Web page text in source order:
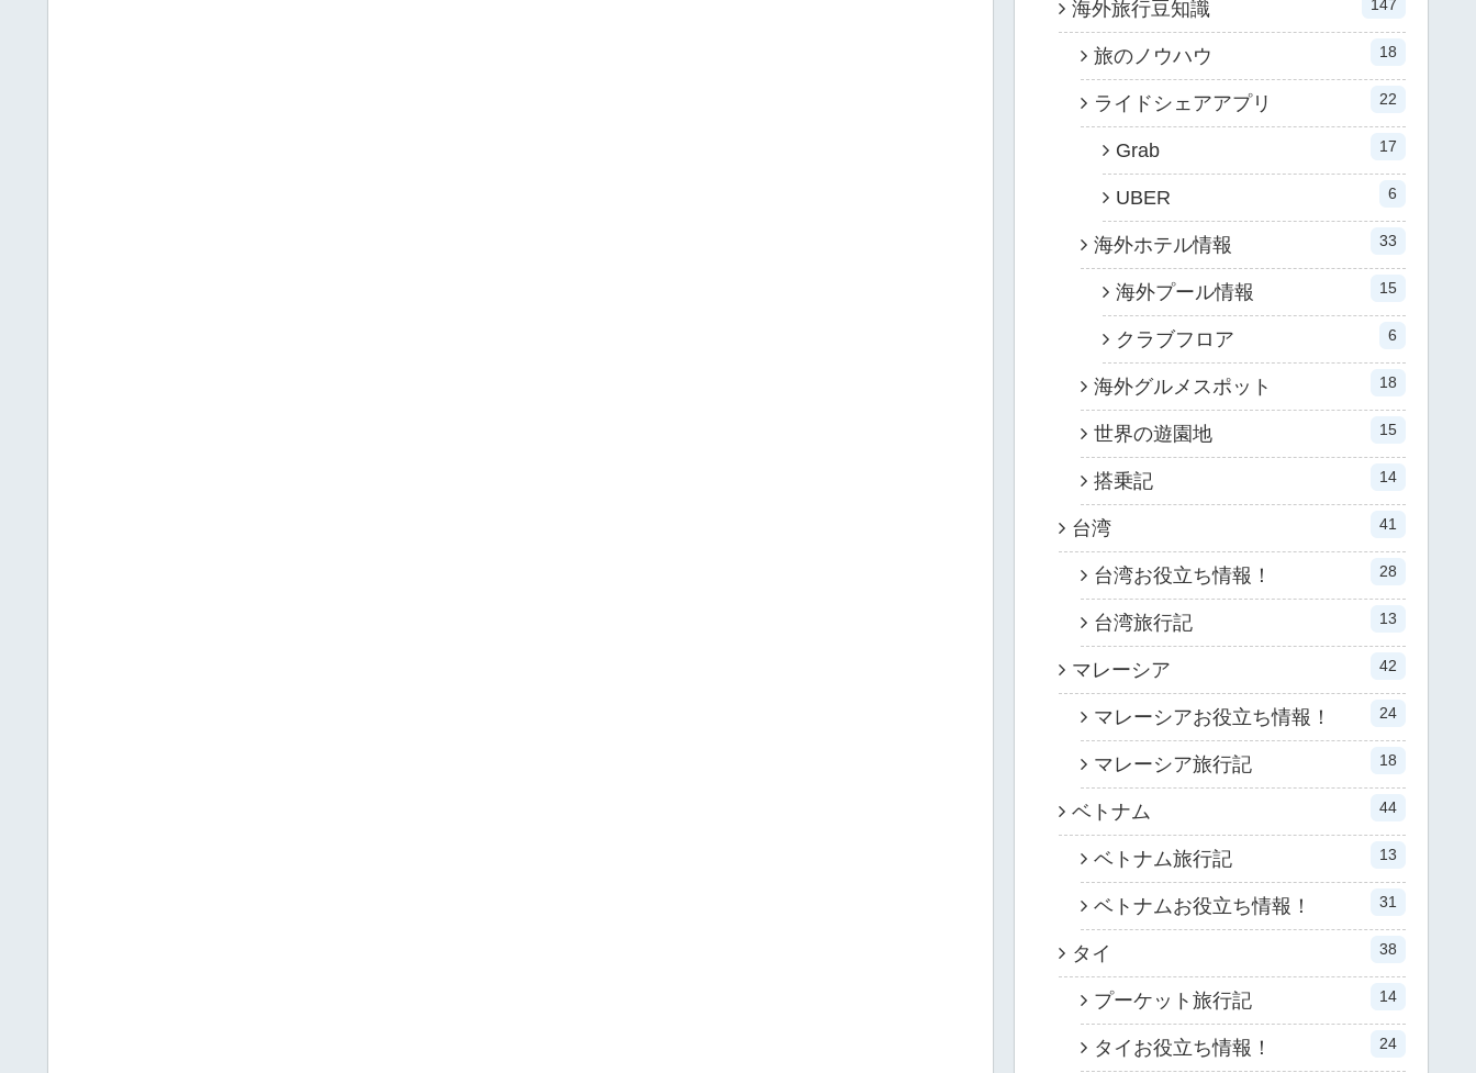
海外旅行豆知識 147
旅のノウハウ 18
ライドシェアアプリ 22
Grab 17
UBER 6
海外ホテル情報 33
海外プール情報 15
クラブフロア 6
海外グルメスポット 18
世界の遊園地 15
搭乗記 14
台湾 41
台湾お役立ち情報！ 28
台湾旅行記 13
マレーシア 42
マレーシアお役立ち情報！ 24
マレーシア旅行記 18
ベトナム 44
ベトナム旅行記 13
ベトナムお役立ち情報！ 31
タイ 38
プーケット旅行記 14
タイお役立ち情報！ 24